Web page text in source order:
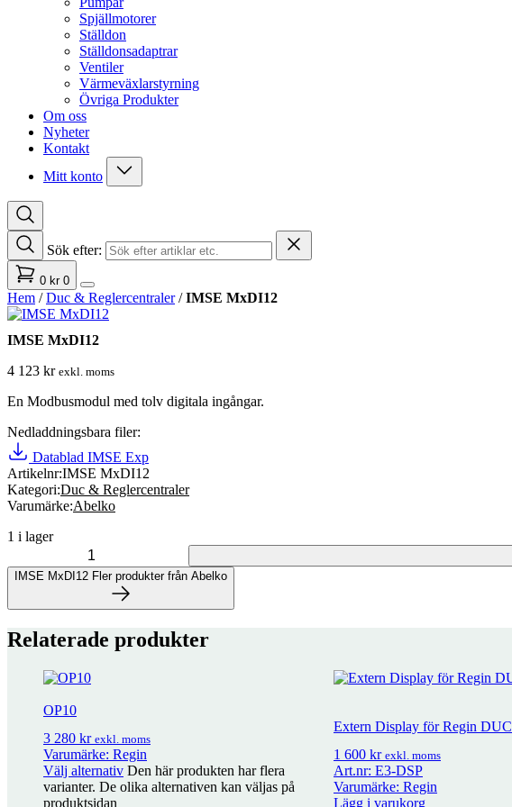
Spjällmotorer
Ställdon
Ställdonsadaptrar
Ventiler
Värmeväxlarstyrning
Övriga Produkter
Om oss
Nyheter
Kontakt
Mitt konto
Sök efter:
0 kr 0
Hem /Duc & Reglercentraler/IMSE MxDI12
IMSE MxDI12
4 123 kr exkl. moms
En Modbusmodul med tolv digitala ingångar.
Nedladdningsbara filer:
Datablad IMSE Exp
Artikelnr:IMSE MxDI12
Kategori:Duc & Reglercentraler
Varumärke:Abelko
1 i lager
IMSE MxDI12 mängd
IMSE MxDI12 Fler produkter från Abelko
Fler produkter från Abelko
IMSE Ultra OP
IMSE UltraBase20 15 188kr exkl. moms
Relaterade produkter
OP10
3 280 kr exkl. moms
Varumärke: Regin
Välj alternativ Den här produkten har flera
varianter. De olika alternativen kan väljas på
produktsidan
Extern Display för Regin DUC
1 600 kr exkl. moms
Art.nr: E3-DSP
Varumärke: Regin
Lägg i varukorg